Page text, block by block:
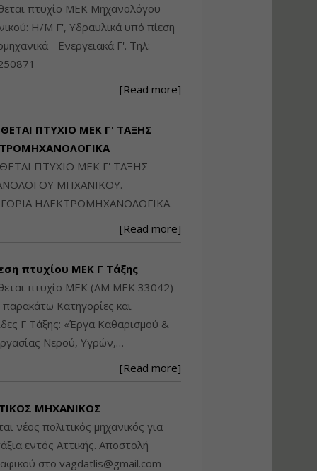
πτυχίο ΜΕΚ Μηχανολόγου
Η/Μ Γ', Υδραυλικά υπό πίεση
- Ενεργειακά Γ'. Τηλ:
[Read more]
ΠΤΥΧΙΟ ΜΕΚ Γ' ΤΑΞΗΣ
ΠΤΥΧΙΟ ΜΕΚ Γ' ΤΑΞΗΣ
ΜΗΧΑΝΙΚΟΥ.
ΗΛΕΚΤΡΟΜΗΧΑΝΟΛΟΓΙΚΑ.
[Read more]
πτυχίου ΜΕΚ Γ Τάξης
πτυχίο ΜΕΚ (ΑΜ ΜΕΚ 33042)
παρακάτω Κατηγορίες και
Γ Τάξης: «Έργα Καθαρισμού &
Νερού, Υγρών,…
[Read more]
ΜΗΧΑΝΙΚΟΣ
νέος πολιτικός μηχανικός για
εντός Αττικής. Αποστολή
στο vagdatlis@gmail.com
Αυτοτελούς
Εισηγήτρια:Αναστασία Μητρακάκη
Διάρκεια: 6 ώρες
Ορίων Πόλεων και
Σχεδίου Δόμησης
Τιμή από: €145.00
Διάρκεια: 8 ώρες
Βασικά στοιχεία
ανάλυση Συστημάτων
Εισηγητής:
Τιμή από: €190.00
Διάρκεια: 12 ώρες